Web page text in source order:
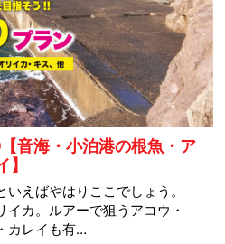
音海・小泊港の根魚・ア
えばやはりここでしょう。
カ。ルアーで狙うアコウ・
カレイも有…